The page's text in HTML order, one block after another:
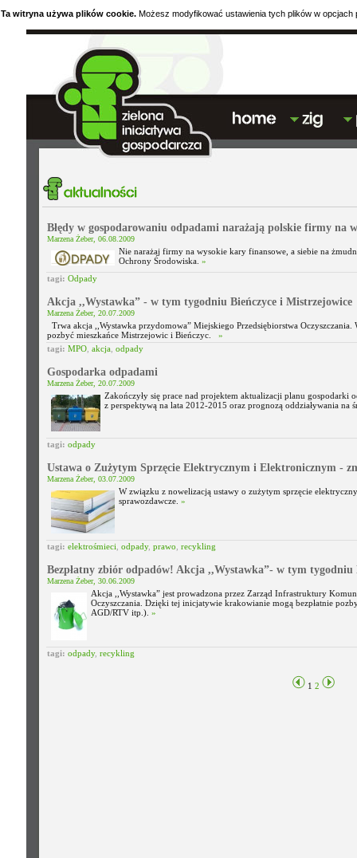
Ta witryna używa plików cookie. Możesz modyfikować ustawienia tych plików w opcjach
Błędy w gospodarowaniu odpadami narażają polskie firmy na
Marzena Żeber, 06.08.2009
Nie narażaj firmy na wysokie kary finansowe, a siebie na
Ochrony Środowiska. »
tagi: Odpady
Akcja ,,Wystawka” - w tym tygodniu Bieńczyce i Mistrzejowice
Marzena Żeber, 20.07.2009
Trwa akcja ,,Wystawka przydomowa” Miejskiego Przedsiębiorstwa
pozbyć mieszkańce Mistrzejowic i Bieńczyc. »
tagi: MPO akcja odpady
Gospodarka odpadami
Marzena Żeber, 20.07.2009
Zakończyły się prace nad projektem aktualizacji planu gospodarki
z perspektywą na lata 2012-2015 oraz prognozą oddziaływania na
tagi: odpady
Ustawa o Zużytym Sprzęcie Elektrycznym i Elektronicznym -
Marzena Żeber, 03.07.2009
W związku z nowelizacją ustawy o zużytym sprzęcie
sprawozdawcze. »
tagi: elektrośmieci odpady, prawo recykling
Bezpłatny zbiór odpadów! Akcja ,,Wystawka”- w tym tygodniu
Marzena Żeber, 30.06.2009
Akcja ,,Wystawka” jest prowadzona przez Zarząd Infrastruktury
Oczyszczania. Dzięki tej inicjatywie krakowianie mogą bezpłatnie
AGD/RTV itp.). »
tagi: odpady, recykling
1 2